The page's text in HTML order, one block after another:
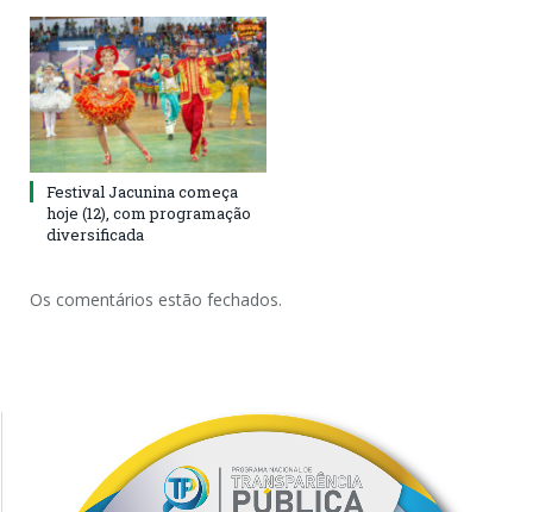
Festival Jacunina começa
hoje (12), com programação
diversificada
Os comentários estão fechados.